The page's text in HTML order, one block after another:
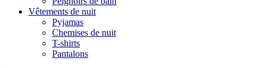
Vêtements de nuit
Pyjamas
Chemises de nuit
T-shirts
Pantalons